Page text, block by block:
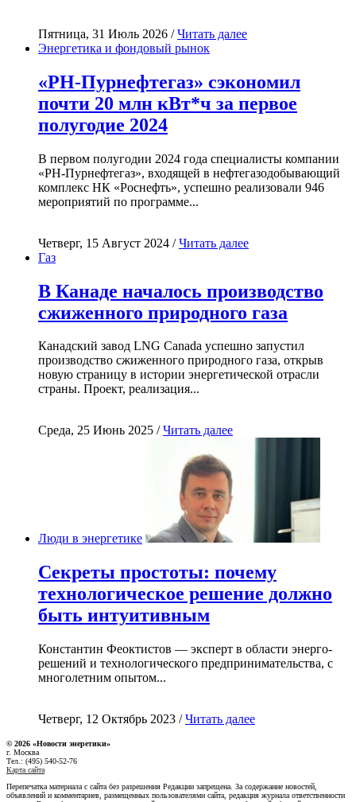
Пятница, 31 Июль 2026 /Читать далее
Энергетика и фондовый рынок
«РН-Пурнефтегаз» сэкономил
почти 20 млн кВт*ч за первое
полугодие 2024
В первом полугодии 2024 года специалисты компании
«РН-Пурнефтегаз», входящей в нефтегазодобывающий
комплекс НК «Роснефть», успешно реализовали 946
мероприятий по программе...
Четверг, 15 Август 2024 /Читать далее
Газ
В Канаде началось производство
сжиженного природного газа
Канадский завод LNG Canada успешно запустил
производство сжиженного природного газа, открыв
новую страницу в истории энергетической отрасли
страны. Проект, реализация...
Среда, 25 Июнь 2025 /Читать далее
Люди в энергетике
Секреты простоты: почему
технологическое решение должно
быть интуитивным
Константин Феоктистов — эксперт в области энерго-
решений и технологического предпринимательства, с
многолетним опытом...
Четверг, 12 Октябрь 2023 /Читать далее
© 2026 «Новости энеретики»
г. Москва
Тел.: (495) 540-52-76
Карта сайта
Перепечатка материала с сайта без разрешения Редакции запрещена. За содержание новостей,
объявлений и комментариев, размещенных пользователями сайта, редакция журнала ответственности